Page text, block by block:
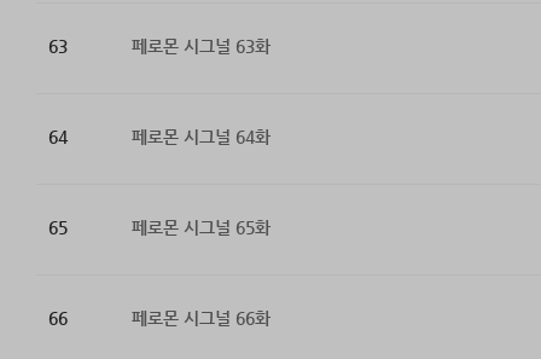
63 페로몬 시그널 63화
64 페로몬 시그널 64화
65 페로몬 시그널 65화
66 페로몬 시그널 66화